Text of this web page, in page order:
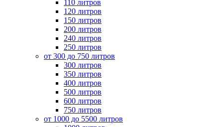
110 литров
120 литров
150 литров
200 литров
240 литров
250 литров
от 300 до 750 литров
300 литров
350 литров
400 литров
500 литров
600 литров
750 литров
от 1000 до 5500 литров